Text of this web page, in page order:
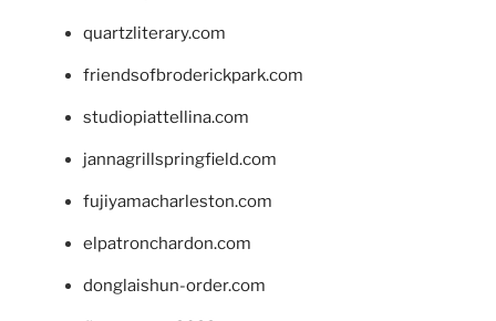
quartzliterary.com
friendsofbroderickpark.com
studiopiattellina.com
jannagrillspringfield.com
fujiyamacharleston.com
elpatronchardon.com
donglaishun-order.com